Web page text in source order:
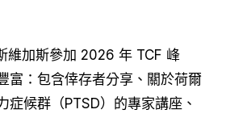
維加斯參加 2026 年 TCF 峰
富：包含倖存者分享、關於荷爾
症候群（PTSD）的專家講座、